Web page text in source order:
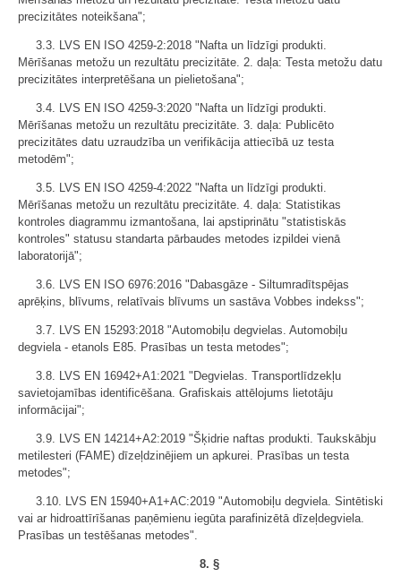
precizitātes noteikšana";
3.3. LVS EN ISO 4259-2:2018 "Nafta un līdzīgi produkti.
Mērīšanas metožu un rezultātu precizitāte. 2. daļa: Testa metožu datu
precizitātes interpretēšana un pielietošana";
3.4. LVS EN ISO 4259-3:2020 "Nafta un līdzīgi produkti.
Mērīšanas metožu un rezultātu precizitāte. 3. daļa: Publicēto
precizitātes datu uzraudzība un verifikācija attiecībā uz testa
metodēm";
3.5. LVS EN ISO 4259-4:2022 "Nafta un līdzīgi produkti.
Mērīšanas metožu un rezultātu precizitāte. 4. daļa: Statistikas
kontroles diagrammu izmantošana, lai apstiprinātu "statistiskās
kontroles" statusu standarta pārbaudes metodes izpildei vienā
laboratorijā";
3.6. LVS EN ISO 6976:2016 "Dabasgāze - Siltumradītspējas
aprēķins, blīvums, relatīvais blīvums un sastāva Vobbes indekss";
3.7. LVS EN 15293:2018 "Automobiļu degvielas. Automobiļu
degviela - etanols E85. Prasības un testa metodes";
3.8. LVS EN 16942+A1:2021 "Degvielas. Transportlīdzekļu
savietojamības identificēšana. Grafiskais attēlojums lietotāju
informācijai";
3.9. LVS EN 14214+A2:2019 "Šķidrie naftas produkti. Taukskābju
metilesteri (FAME) dīzeļdzinējiem un apkurei. Prasības un testa
metodes";
3.10. LVS EN 15940+A1+AC:2019 "Automobiļu degviela. Sintētiski
vai ar hidroattīrīšanas paņēmienu iegūta parafinizētā dīzeļdegviela.
Prasības un testēšanas metodes".
8. §